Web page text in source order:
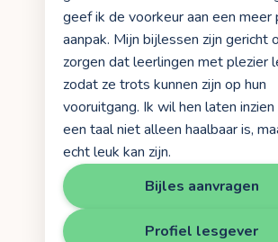
geef ik de voorkeur aan een meer
aanpak. Mijn bijlessen zijn gericht
zorgen dat leerlingen met plezier
zodat ze trots kunnen zijn op hun
vooruitgang. Ik wil hen laten
een taal niet alleen haalbaar is,
echt leuk kan zijn.
Bijles aanvragen
Profiel lesgever